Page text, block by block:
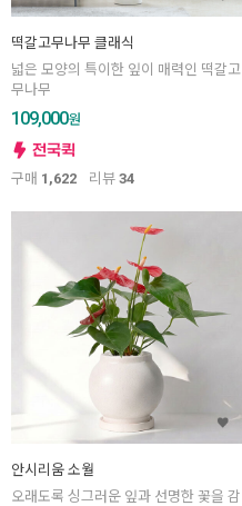
떡갈고무나무 클래식
넓은 모양의 특이한 잎이 매력인 떡갈고
무나무
109,000원
구매 1,622 리뷰 34
안시리움 소월
오래도록 싱그러운 잎과 선명한 꽃을 감